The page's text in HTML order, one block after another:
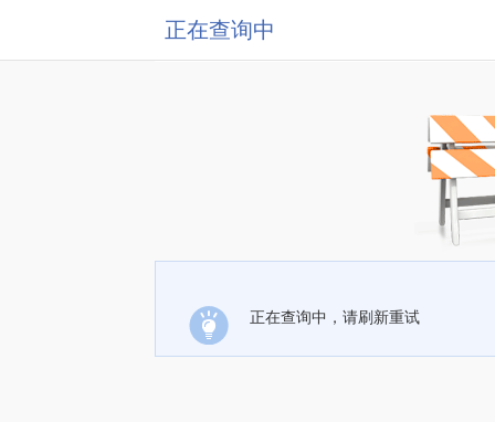
正在查询中
正在查询中，请刷新重试